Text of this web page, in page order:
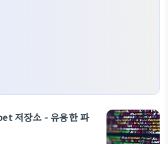
저장소 - 유용한 파